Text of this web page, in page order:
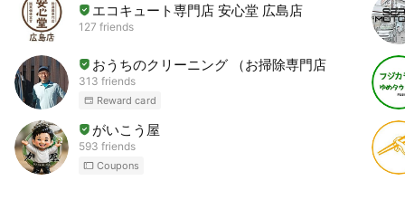
エコキュート専門店 安心堂 広島店
127 friends
おうちのクリーニング （お掃除専門店）
313 friends
Reward card
がいこう屋
593 friends
Coupons